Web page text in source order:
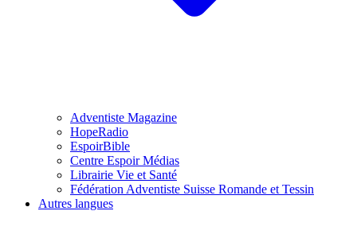
Adventiste Magazine
HopeRadio
EspoirBible
Centre Espoir Médias
Librairie Vie et Santé
Fédération Adventiste Suisse Romande et Tessin
Autres langues